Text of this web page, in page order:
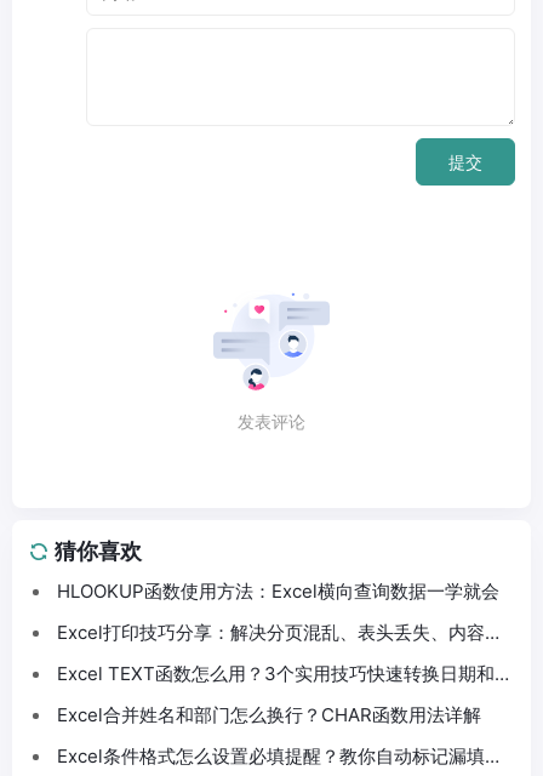
提交
发表评论
猜你喜欢
HLOOKUP函数使用方法：Excel横向查询数据一学就会
Excel打印技巧分享：解决分页混乱、表头丢失、内容截
Excel TEXT函数怎么用？3个实用技巧快速转换日期和数
Excel合并姓名和部门怎么换行？CHAR函数用法详解
Excel条件格式怎么设置必填提醒？教你自动标记漏填数